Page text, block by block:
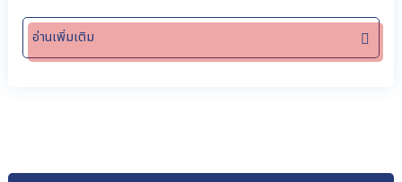
อ่านเพิ่มเติม